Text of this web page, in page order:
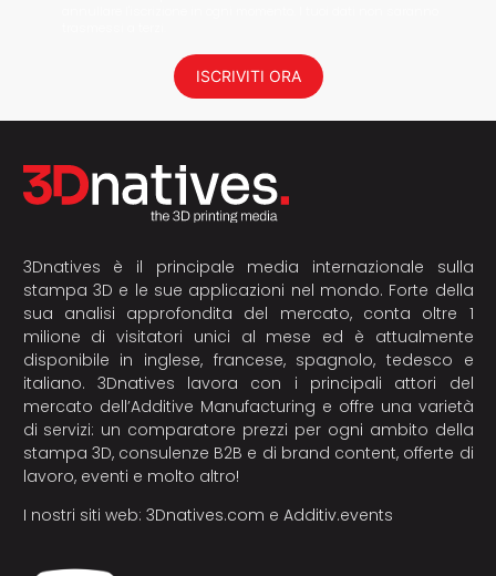
ISCRIVITI ORA
3Dnatives è il principale media internazionale sulla
stampa 3D e le sue applicazioni nel mondo. Forte della
sua analisi approfondita del mercato, conta oltre 1
milione di visitatori unici al mese ed è attualmente
disponibile in inglese, francese, spagnolo, tedesco e
italiano. 3Dnatives lavora con i principali attori del
mercato dell’Additive Manufacturing e offre una varietà
di servizi: un comparatore prezzi per ogni ambito della
stampa 3D, consulenze B2B e di brand content, offerte di
lavoro, eventi e molto altro!
I nostri siti web: 3Dnatives.com e Additiv.events